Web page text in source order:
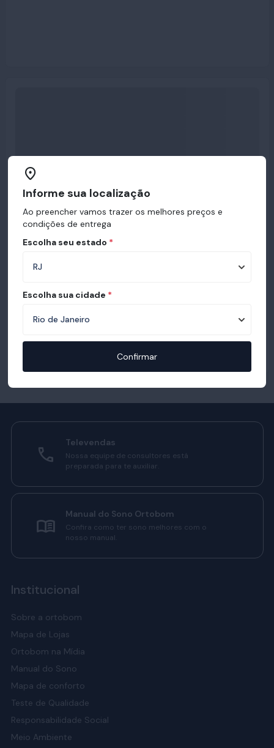
Televendas
Nossa equipe de consultores está
preparada para te auxiliar.
Manual do Sono Ortobom
Confira como ter sono melhores com o
nosso manual.
Institucional
Sobre a ortobom
Mapa de Lojas
Ortobom na Mídia
Manual do Sono
Mapa de conforto
Teste de Qualidade
Responsabilidade Social
Meio Ambiente
Informe sua localização
Ao preencher vamos trazer os melhores preços e
condições de entrega
Escolha seu estado *
Escolha sua cidade *
Confirmar